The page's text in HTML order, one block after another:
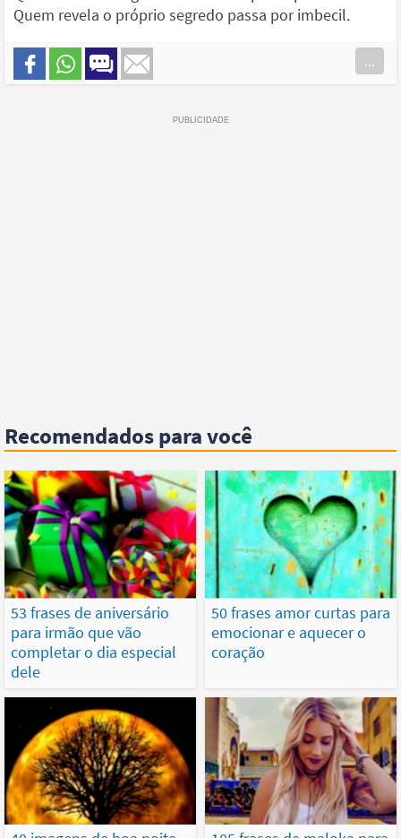
Quem revela o próprio segredo passa por imbecil.
...
Recomendados para você
53 frases de aniversário
para irmão que vão
completar o dia especial
dele
50 frases amor curtas para
emocionar e aquecer o
coração